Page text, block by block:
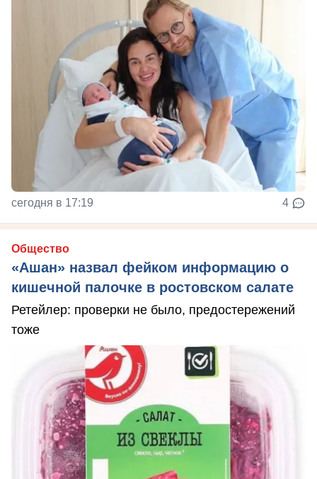
сегодня в 17:19 4
Общество
«Ашан» назвал фейком информацию о
кишечной палочке в ростовском салате
Ретейлер: проверки не было, предостережений
тоже